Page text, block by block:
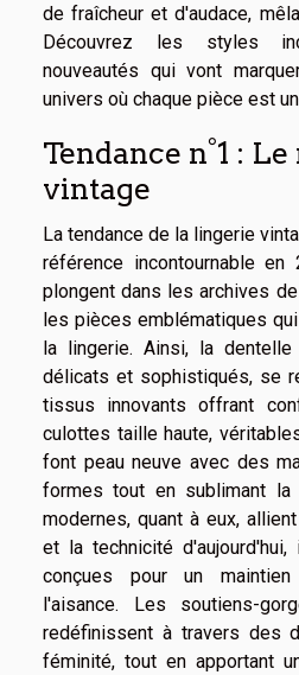
de fraîcheur et d'audace,
Découvrez les styles
nouveautés qui vont
univers où chaque pièce est
Tendance n°1 :
vintage
La tendance de la lingerie
référence incontournable
plongent dans les archives
les pièces emblématiques
la lingerie. Ainsi, la
délicats et sophistiqués, se
tissus innovants offrant
culottes taille haute,
font peau neuve avec des
formes tout en sublimant
modernes, quant à eux,
et la technicité d'aujourd'hui,
conçues pour un
l'aisance. Les soutiens-
redéfinissent à travers des
féminité, tout en apportant